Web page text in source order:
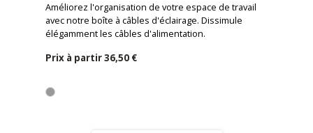
Améliorez l'organisation de votre espace de travail
avec notre boîte à câbles d'éclairage. Dissimule
élégamment les câbles d'alimentation.
Prix ​​à partir36,50 €